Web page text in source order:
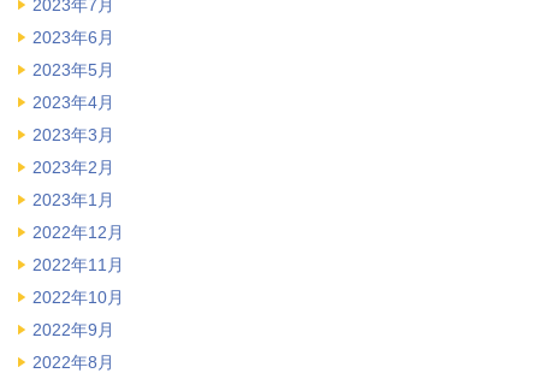
2023年7月
2023年6月
2023年5月
2023年4月
2023年3月
2023年2月
2023年1月
2022年12月
2022年11月
2022年10月
2022年9月
2022年8月